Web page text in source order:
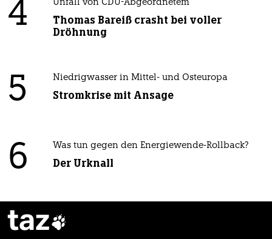
4 Unfall von CDU-Abgeordnetem
Thomas Bareiß crasht bei voller
Dröhnung
5 Niedrigwasser in Mittel- und Osteuropa
Stromkrise mit Ansage
6 Was tun gegen den Energiewende-Rollback?
Der Urknall
taz